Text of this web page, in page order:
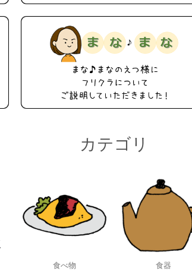
カテゴリ
食べ物 食器